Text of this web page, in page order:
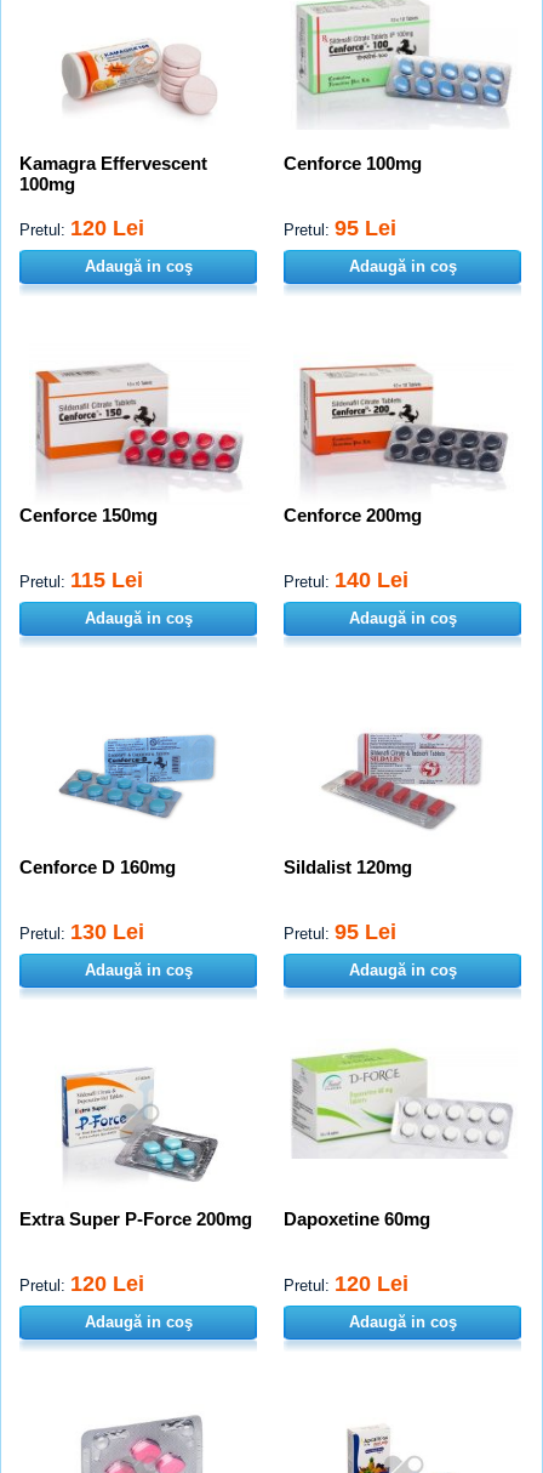
Kamagra Effervescent
100mg
Pretul: 120 Lei
Adaugă in coş
Cenforce 100mg
Pretul: 95 Lei
Adaugă in coş
Cenforce 150mg
Pretul: 115 Lei
Adaugă in coş
Cenforce 200mg
Pretul: 140 Lei
Adaugă in coş
Cenforce D 160mg
Pretul: 130 Lei
Adaugă in coş
Sildalist 120mg
Pretul: 95 Lei
Adaugă in coş
Extra Super P-Force 200mg
Pretul: 120 Lei
Adaugă in coş
Dapoxetine 60mg
Pretul: 120 Lei
Adaugă in coş